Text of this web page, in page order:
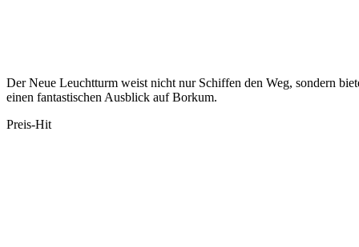
Der Neue Leuchtturm weist nicht nur Schiffen den Weg, sondern
einen fantastischen Ausblick auf Borkum.
Preis-Hit